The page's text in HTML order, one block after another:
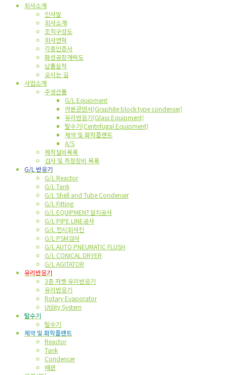
회사소개
인사말
회사소개
조직구성도
회사연혁
각종인증서
화성공장개략도
납품실적
오시는 길
사업소개
주생산품
G/L Equipment
카본콘덴서(Graphite block type condenser)
유리반응기(Glass Equipment)
탈수기(Centrifugal Equipment)
제약 및 화학플랜트
A/S
제작설비목록
검사 및 측정장비 목록
G/L 반응기
G/L Reactor
G/L Tank
G/L Shell and Tube Condenser
G/L Fitting
G/L EQUIPMENT설치공사
G/L PIPE LINE공사
G/L 전시회사진
G/L PSM검사
G/L AUTO PNEUMATIC FLUSH
G/L CONICAL DRYER
G/L AGITATOR
유리반응기
3층 자켓 유리반응기
유리반응기
Rotary Evaporator
Utility System
탈수기
탈수기
제약 및 화학플랜트
Reactor
Tank
Condencer
배관